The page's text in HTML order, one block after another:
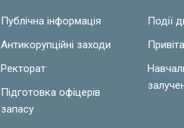
Публічна інформація
Антикорупційні заходи
Ректорат
Підготовка офіцерів
запасу
Події